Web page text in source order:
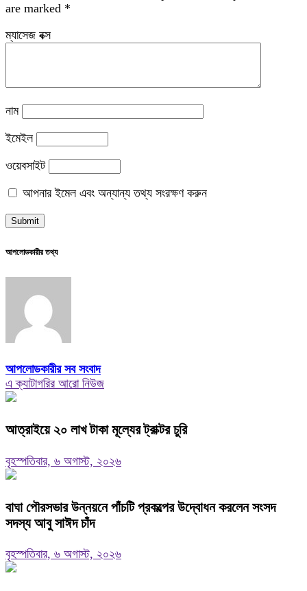
are marked *
ম্যাসেজ বক্স
নাম
ইমেইল
ওয়েবসাইট
আপনার ইমেল এবং অন্যান্য তথ্য সংরক্ষণ করুন
আপলোডকারীর তথ্য
আপলোডকারীর সব সংবাদ
এ ক্যাটাগরির আরো নিউজ
আত্রাইয়ে ২০ লাখ টাকা মূল্যের ট্রাক্টর চুরি
বৃহস্পতিবার, ৬ অগাস্ট, ২০২৬
বাঘা পৌরসভার উন্নয়নে পাঁচটি প্রকল্পের উদ্বোধন করলেন সংসদ
সদস্য আবু সাঈদ চাঁদ
বৃহস্পতিবার, ৬ অগাস্ট, ২০২৬